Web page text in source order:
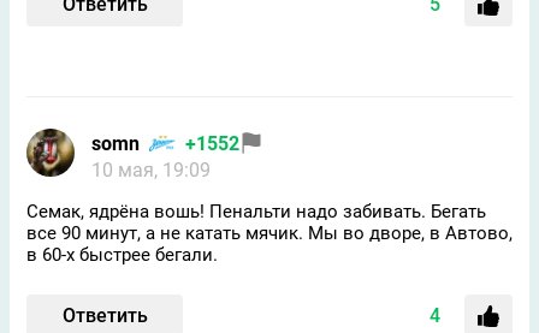
somn
+1552
10 мая, 19:09
Семак, ядрёна вошь! Пенальти надо забивать. Бегать
все 90 минут, а не катать мячик. Мы во дворе, в Автово,
в 60-х быстрее бегали.
Ответить 4